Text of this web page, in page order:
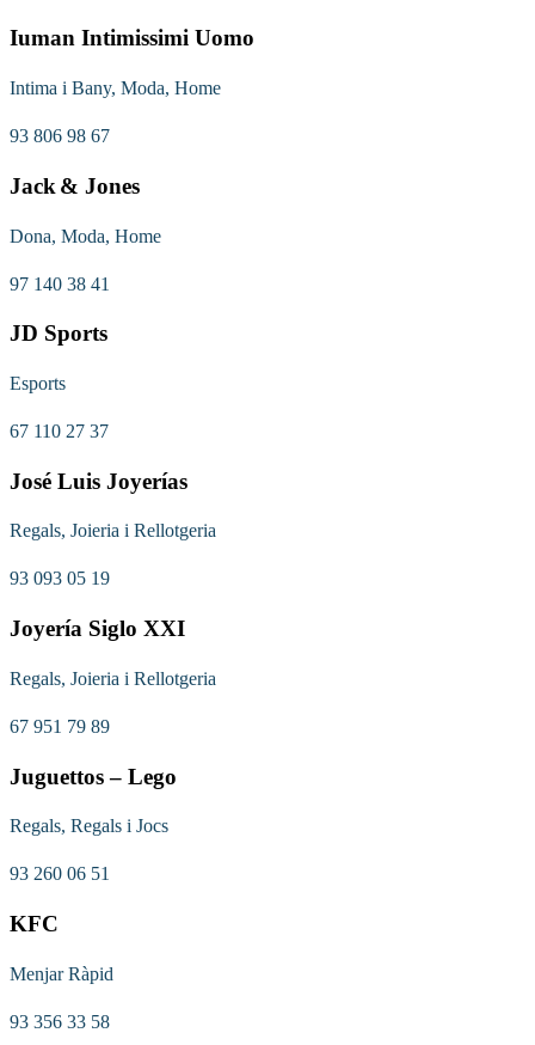
Iuman Intimissimi Uomo
Intima i Bany, Moda, Home
93 806 98 67
Jack & Jones
Dona, Moda, Home
97 140 38 41
JD Sports
Esports
67 110 27 37
José Luis Joyerías
Regals, Joieria i Rellotgeria
93 093 05 19
Joyería Siglo XXI
Regals, Joieria i Rellotgeria
67 951 79 89
Juguettos – Lego
Regals, Regals i Jocs
93 260 06 51
KFC
Menjar Ràpid
93 356 33 58